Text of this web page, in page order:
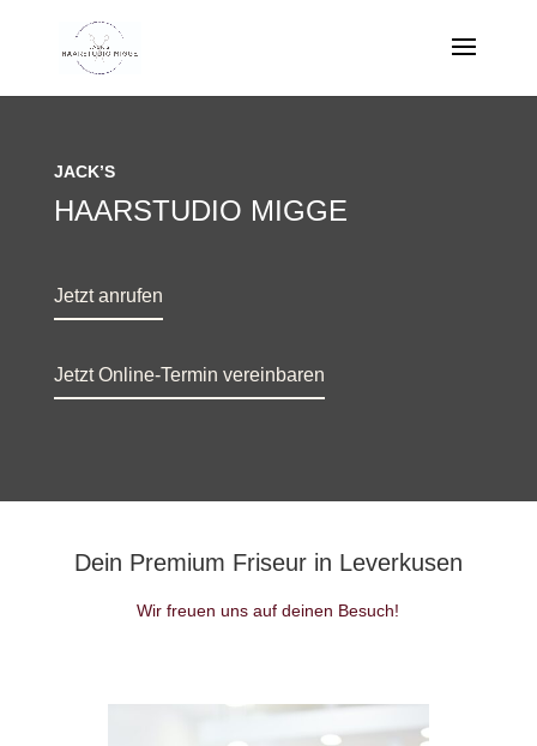
JACK’S
HAARSTUDIO MIGGE
Jetzt anrufen
Jetzt Online-Termin vereinbaren
Dein Premium Friseur in Leverkusen
Wir freuen uns auf deinen Besuch!